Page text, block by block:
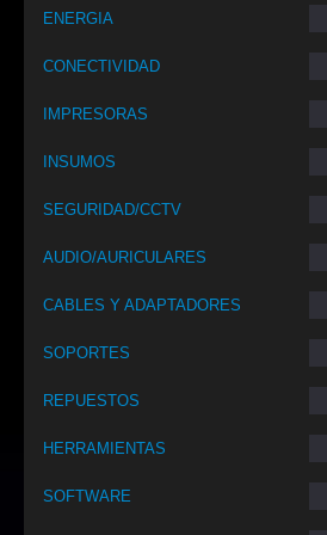
ENERGIA
CONECTIVIDAD
IMPRESORAS
INSUMOS
SEGURIDAD/CCTV
AUDIO/AURICULARES
CABLES Y ADAPTADORES
SOPORTES
REPUESTOS
HERRAMIENTAS
SOFTWARE